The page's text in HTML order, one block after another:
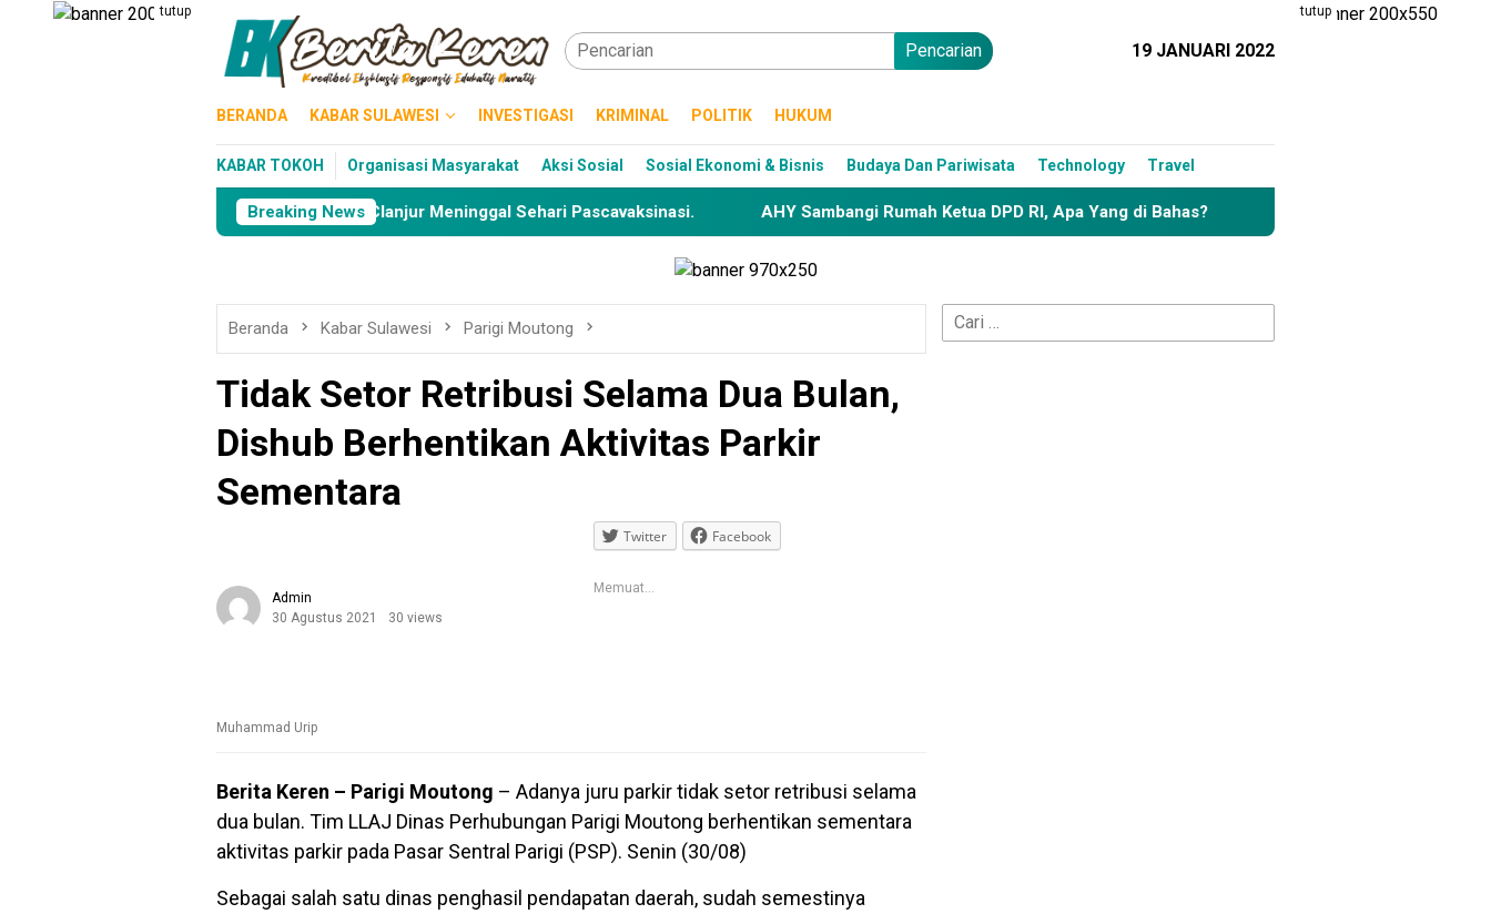
tutup tutup
Pencarian 19 JANUARI 2022
BERANDA KABAR SULAWESI INVESTIGASI KRIMINAL POLITIK HUKUM
KABAR TOKOH Organisasi Masyarakat Aksi Sosial Sosial Ekonomi & Bisnis Budaya Dan Pariwisata Technology Travel
Breaking News
Murid PAUD di CIanjur Meninggal Sehari Pascavaksinasi. AHY Sambangi Rumah Ketua DPD RI, Apa Yang di Bahas? Definitif, Alfres M. Tonggiroh Resmi
Beranda Kabar Sulawesi Parigi Moutong
Tidak Setor Retribusi Selama Dua Bulan,
Dishub Berhentikan Aktivitas Parkir
Sementara
Admin
30 Agustus 2021
30 views
Twitter Facebook
Memuat...
Muhammad Urip
Berita Keren – Parigi Moutong – Adanya juru parkir tidak setor retribusi selama
dua bulan. Tim LLAJ Dinas Perhubungan Parigi Moutong berhentikan sementara
aktivitas parkir pada Pasar Sentral Parigi (PSP). Senin (30/08)
Sebagai salah satu dinas penghasil pendapatan daerah, sudah semestinya
Cari
untuk: